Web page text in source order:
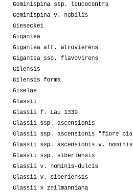
Geminispina ssp. leucocentra
Geminispina v. nobilis
Gieseckei
Gigantea
Gigantea aff. atrovierens
Gigantea ssp. flavovirens
Gilensis
Gilensis forma
Giselae
Glassii
Glassii f. Lau 1339
Glassii ssp. ascensionis
Glassii ssp. ascensionis "fiore
Glassii ssp. ascensionis v.
Glassii ssp. siberiensis
Glassii v. nominis-dulcis
Glassii v. siberiensis
Glassii x zeilmanniana